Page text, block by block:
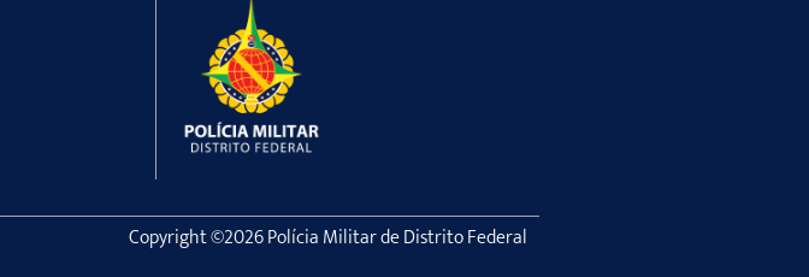
Copyright ©2026 Polícia Militar de Distrito Federal